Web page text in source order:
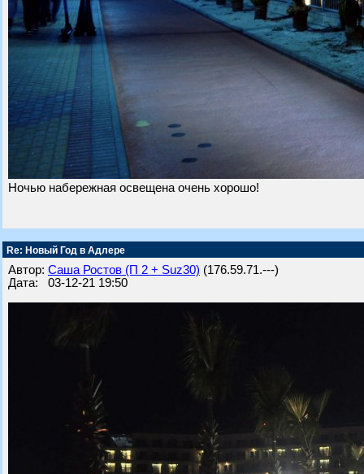
Ночью набережная освещена очень хорошо!
Re: Новый Год в Адлере
Автор: Саша Ростов (П 2 + Suz30) (176.59.71.---)
Дата: 03-12-21 19:50